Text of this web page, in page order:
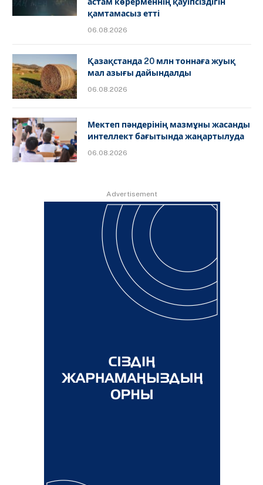
қамтамасыз етті
06.08.2026
Қазақстанда 20 млн тоннаға жуық
мал азығы дайындалды
06.08.2026
Мектеп пәндерінің мазмұны жасанды
интеллект бағытында жаңартылуда
06.08.2026
Advertisement